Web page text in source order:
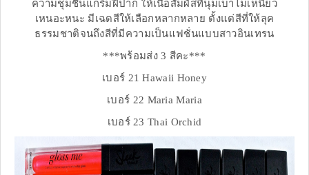
ความชุ่มชื้นแก่ริมฝีปาก ให้เนื้อสัมผัสที่นุ่มเบาไม่เหนียว
เหนอะหนะ มีเฉดสีให้เลือกหลากหลาย ตั้งแต่สีที่ให้ลุค
ธรรมชาติจนถึงสีที่มีความเป็นแฟชั่นแบบสาวอินเทรน
***พร้อมส่ง 3 สีคะ***
เบอร์ 21 Hawaii Honey
เบอร์ 22 Maria Maria
เบอร์ 23 Thai Orchid